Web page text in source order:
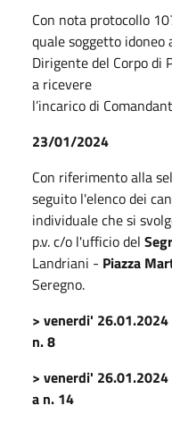
Con nota protocollo
quale soggetto idoneo
Dirigente del Corpo di
a ricevere
l’incarico di
23/01/2024
Con riferimento alla
seguito l'elenco dei
individuale che si
p.v.c/o l'ufficio del
Landriani - Piazza
Seregno.
> venerdi'
n. 8
> venerdi'
a n. 14